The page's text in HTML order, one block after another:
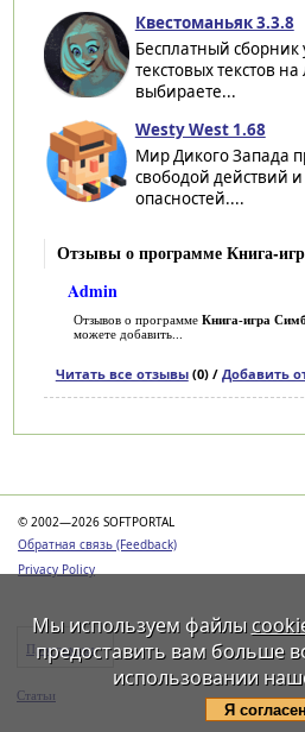
Квестоманьяк 3.3.8
Бесплатный сборник
текстовых текстов
выбираете...
Westy West 1.68
Мир Дикого Запада
свободой действий
опасностей....
Отзывы о программе Книга-
Admin
Отзывов о программе Книга-игра
можете добавить...
Читать все отзывы(0) / Добавить
© 2002—2026 SOFTPORTAL
Обратная связь (Feedback)
Privacy Policy
Программы
Статьи
Мы используем файлы
предоставить вам больше
использовании